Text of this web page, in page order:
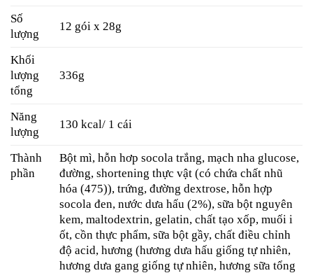
Số
lượng
12 gói x 28g
Khối
lượng
tổng
336g
Năng
lượng
130 kcal/ 1 cái
Thành
phần
Bột mì, hỗn hơp socola trắng, mạch nha glucose,
đường, shortening thực vật (có chứa chất nhũ
hóa (475)), trứng, đường dextrose, hỗn hợp
socola đen, nước dưa hấu (2%), sữa bột nguyên
kem, maltodextrin, gelatin, chất tạo xốp, muối i
ốt, cồn thực phẩm, sữa bột gầy, chất điều chỉnh
độ acid, hương (hương dưa hấu giống tự nhiên,
hương dưa gang giống tự nhiên, hương sữa tổng